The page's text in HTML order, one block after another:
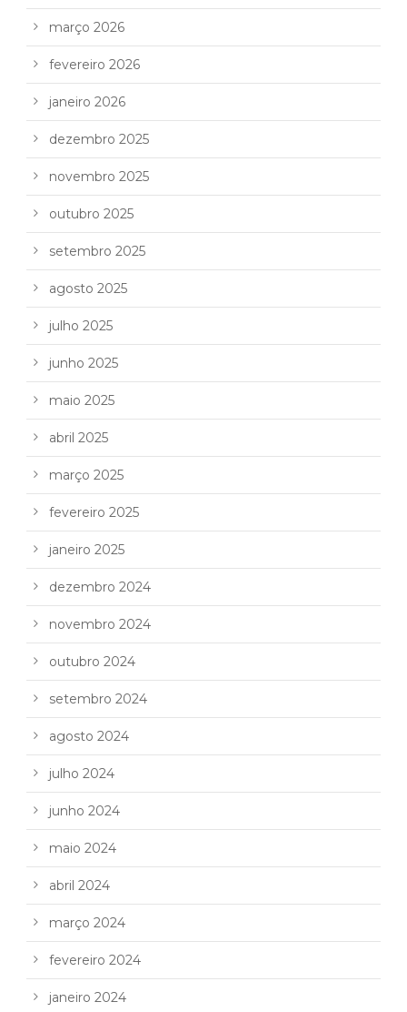
março 2026
fevereiro 2026
janeiro 2026
dezembro 2025
novembro 2025
outubro 2025
setembro 2025
agosto 2025
julho 2025
junho 2025
maio 2025
abril 2025
março 2025
fevereiro 2025
janeiro 2025
dezembro 2024
novembro 2024
outubro 2024
setembro 2024
agosto 2024
julho 2024
junho 2024
maio 2024
abril 2024
março 2024
fevereiro 2024
janeiro 2024